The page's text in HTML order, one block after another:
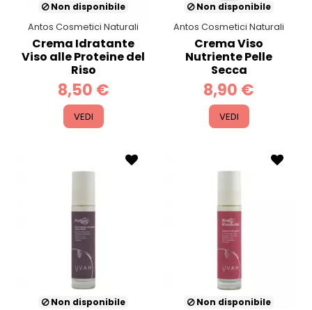
Non disponibile
Antos Cosmetici Naturali
Crema Idratante
Viso alle Proteine del
Riso
8,50 €
VEDI
Non disponibile
Antos Cosmetici Naturali
Crema Viso
Nutriente Pelle
Secca
8,90 €
VEDI
Non disponibile
Non disponibile